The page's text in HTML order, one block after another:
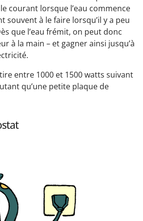
courant lorsque l’eau commence
souvent à le faire lorsqu’il y a peu
que l’eau frémit, on peut donc
à la main – et gagner ainsi jusqu’à
entre 1000 et 1500 watts suivant
qu’une petite plaque de